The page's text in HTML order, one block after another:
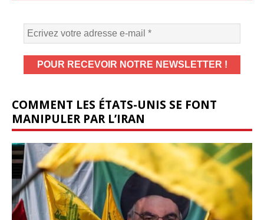
COMMENT LES ÉTATS-UNIS SE FONT
MANIPULER PAR L’IRAN